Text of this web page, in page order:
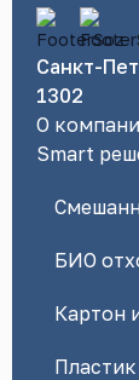
О
Smart
БИО
Картон
Пластик
Санкт-
1302